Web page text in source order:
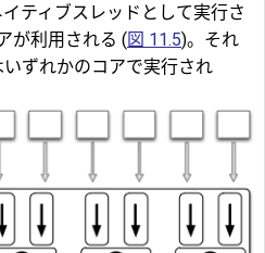
ティブスレッドとして実行さ
が利用される (図 11.5)。それ
ずれかのコアで実行され